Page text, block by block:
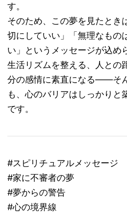
す。
そのため、この夢を見たとき
切にしていい」「無理なもの
い」というメッセージが込め
生活リズムを整える、人との
分の感情に素直になる――そ
も、心のバリアはしっかりと
です。
#スピリチュアルメッセージ
#家に不審者の夢
#夢からの警告
#心の境界線